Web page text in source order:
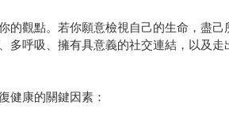
的觀點。若你願意檢視自己的生命，盡
呼吸、擁有具意義的社交連結，以及走
健康的關鍵因素：